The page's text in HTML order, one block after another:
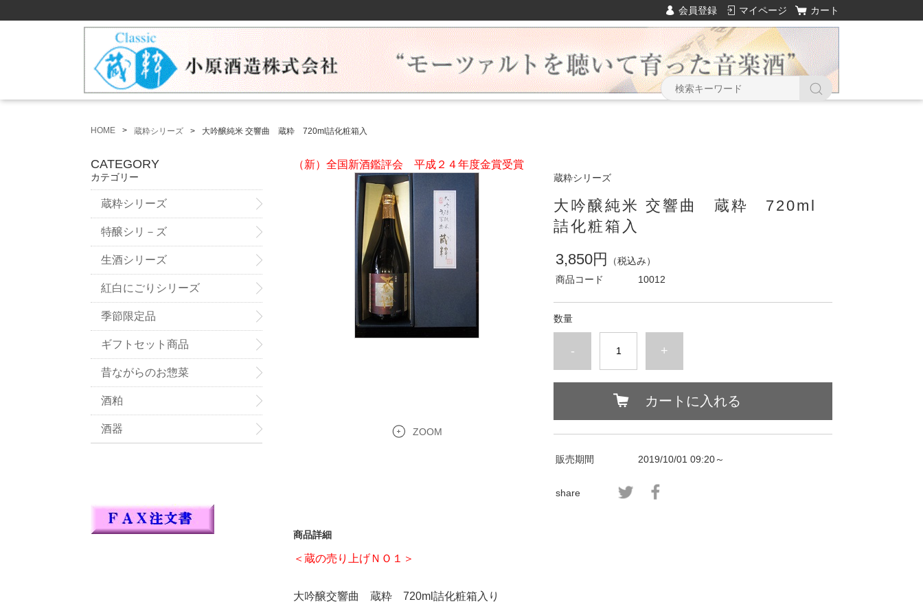
会員登録 マイページ カート
HOME 蔵粋シリーズ 大吟醸純米 交響曲 蔵粋 720ml詰化粧箱入
（新）全国新酒鑑評会 平成２４年度金賞受賞
ZOOM
蔵粋シリーズ
大吟醸純米 交響曲 蔵粋 720ml
詰化粧箱入
3,850円
（税込み）
商品コード
10012
数量
- +
カートに入れる
販売期間 2019/10/01 09:20～
share
商品詳細
＜蔵の売り上げＮＯ１＞
大吟醸交響曲 蔵粋 720ml詰化粧箱入り
CATEGORY
カテゴリー
蔵粋シリーズ
特醸シリ－ズ
生酒シリーズ
紅白にごりシリーズ
季節限定品
ギフトセット商品
昔ながらのお惣菜
酒粕
酒器